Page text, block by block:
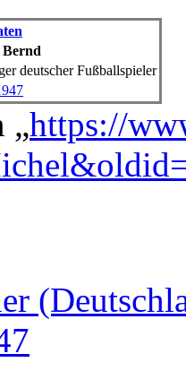
deutscher Fußballspieler
„https://